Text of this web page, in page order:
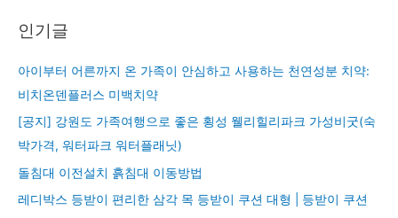
인기글
아이부터 어른까지 온 가족이 안심하고 사용하는 천연성분 치약:
비치온덴플러스 미백치약
[공지] 강원도 가족여행으로 좋은 횡성 웰리힐리파크 가성비굿(숙
박가격, 워터파크 워터플래닛)
돌침대 이전설치 흙침대 이동방법
레디박스 등받이 편리한 삼각 목 등받이 쿠션 대형 | 등받이 쿠션